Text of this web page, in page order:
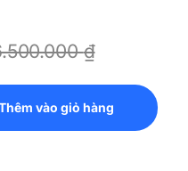
₫
quantity
vào giỏ hàng